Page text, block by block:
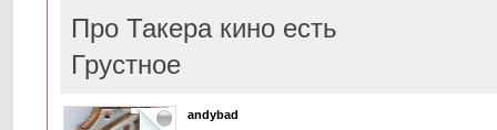
Про Такера кино есть
Грустное
andybad